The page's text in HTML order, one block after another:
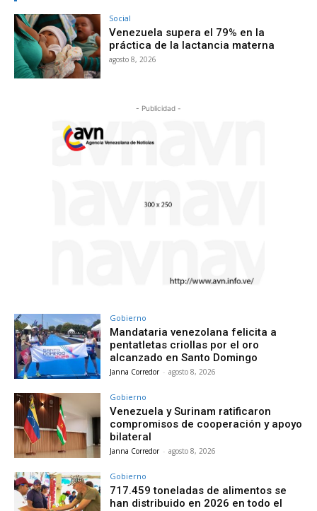
Social
Venezuela supera el 79% en la
práctica de la lactancia materna
agosto 8, 2026
- Publicidad -
Gobierno
Mandataria venezolana felicita a
pentatletas criollas por el oro
alcanzado en Santo Domingo
Janna Corredor - agosto 8, 2026
Gobierno
Venezuela y Surinam ratificaron
compromisos de cooperación y apoyo
bilateral
Janna Corredor - agosto 8, 2026
Gobierno
717.459 toneladas de alimentos se
han distribuido en 2026 en todo el